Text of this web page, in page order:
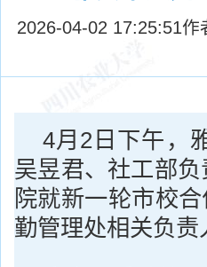
2026-04-02 17:25:51作
4月2日下午，
吴昱君、社工部
院就新一轮市校
勤管理处相关负责